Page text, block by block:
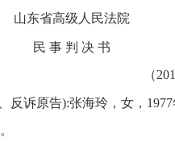
山东省高级人民法院
民 事 判 决 书
（
反诉原告):张海玲，女，